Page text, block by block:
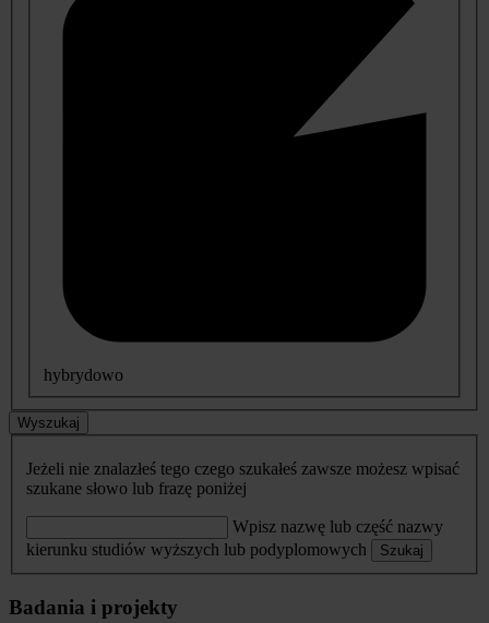
hybrydowo
Wyszukaj
Jeżeli nie znalazłeś tego czego szukałeś zawsze możesz wpisać
szukane słowo lub frazę poniżej
Wpisz nazwę lub część nazwy
kierunku studiów wyższych lub podyplomowych
Szukaj
Badania i projekty